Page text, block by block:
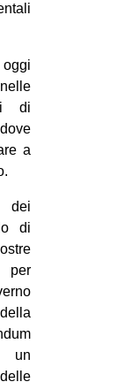
di
a
dei
di
per
un